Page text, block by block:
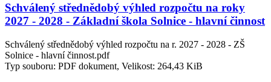
Schválený střednědobý výhled rozpočtu na roky
2027 - 2028 - Základní škola Solnice - hlavní činnost
Schválený střednědobý výhled rozpočtu na r. 2027 - 2028 - ZŠ
Solnice - hlavní činnost.pdf
Typ souboru: PDF dokument, Velikost: 264,43 KiB